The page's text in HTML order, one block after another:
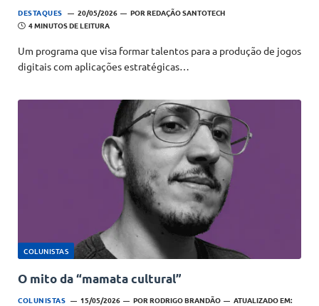
DESTAQUES 20/05/2026 POR REDAÇÃO SANTOTECH
4 MINUTOS DE LEITURA
Um programa que visa formar talentos para a produção de jogos
digitais com aplicações estratégicas…
COLUNISTAS
O mito da “mamata cultural”
COLUNISTAS 15/05/2026 POR RODRIGO BRANDÃO
ATUALIZADO EM: